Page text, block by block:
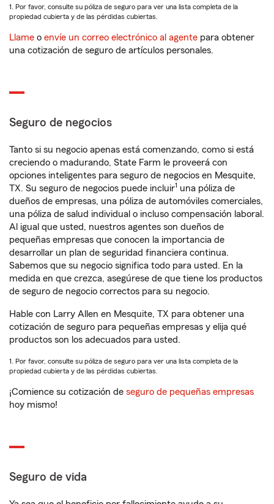
1. Por favor, consulte su póliza de seguro para ver una lista completa de la
propiedad cubierta y de las pérdidas cubiertas.
Llame o envíe un correo electrónico al agente para obtener
una cotización de seguro de artículos personales.
Seguro de negocios
Tanto si su negocio apenas está comenzando, como si está
creciendo o madurando, State Farm le proveerá con
opciones inteligentes para seguro de negocios en Mesquite,
TX. Su seguro de negocios puede incluir1 una póliza de
dueños de empresas, una póliza de automóviles comerciales,
una póliza de salud individual o incluso compensación laboral.
Al igual que usted, nuestros agentes son dueños de
pequeñas empresas que conocen la importancia de
desarrollar un plan de seguridad financiera continua.
Sabemos que su negocio significa todo para usted. En la
medida en que crezca, asegúrese de que tiene los productos
de seguro de negocio correctos para su negocio.
Hable con Larry Allen en Mesquite, TX para obtener una
cotización de seguro para pequeñas empresas y elija qué
productos son los adecuados para usted.
1. Por favor, consulte su póliza de seguro para ver una lista completa de la
propiedad cubierta y de las pérdidas cubiertas.
¡Comience su cotización de seguro de pequeñas empresas
hoy mismo!
Seguro de vida